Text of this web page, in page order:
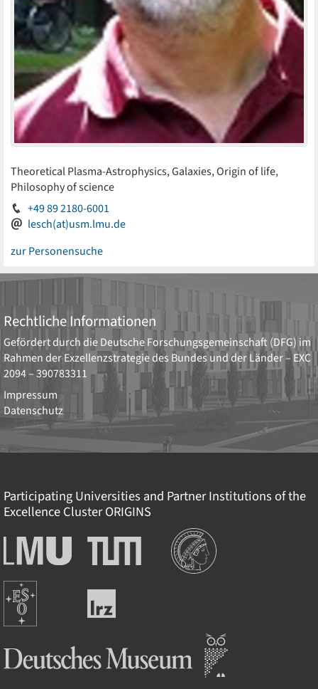
Theoretical Plasma-Astrophysics, Galaxies, Origin of life,
Philosophy of science
+49 89 2180-6001
lesch(at)usm.lmu.de
zur Personensuche
Rechtliche Informationen
Gefördert durch dieDeutsche Forschungsgemeinschaft (DFG) im
Rahmen der Exzellenzstrategie des Bundes und der Länder – EXC
2094 – 390783311
Impressum
Datenschutz
Participating Universities and Partner Institutions of the
Excellence ClusterORIGINS
Ludwig-
Maximilians-
München
Technische
Universität
Institutionen
Europäische
Südsternwarte
Leibniz-
Rechenzentrum